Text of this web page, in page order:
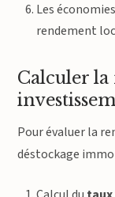
Les
rendement
Calculer la
Pour évaluer la
déstockage